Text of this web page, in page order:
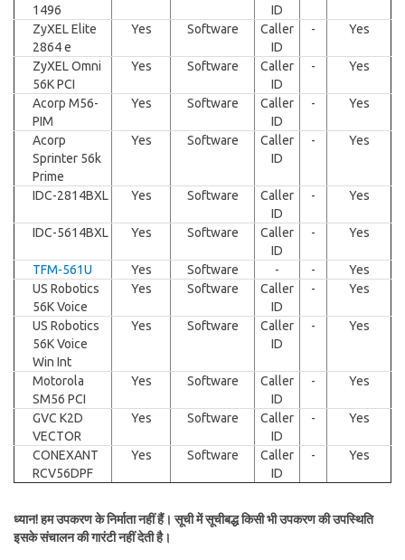
1496
ID
ZyXEL Elite
2864 е
Yes Software
Caller
ID
- Yes
ZyXEL Omni
56K PCI
Yes Software
Caller
ID
- Yes
Acorp M56-
PIM
Yes Software
Caller
ID
- Yes
Acorp
Sprinter 56k
Prime
Yes Software
Caller
ID
- Yes
IDC-2814BXL Yes Software
Caller
ID
- Yes
IDC-5614BXL Yes Software
Caller
ID
- Yes
TFM-561U Yes Software - -
Yes
US Robotics
56K Voice
Yes Software
Caller
ID
- Yes
US Robotics
56K Voice
Win Int
Yes Software
Caller
ID
- Yes
Motorola
SM56 PCI
Yes Software
Caller
ID
- Yes
GVC K2D
VECTOR
Yes Software
Caller
ID
- Yes
CONEXANT
RCV56DPF
Yes Software
Caller
ID
- Yes
ध्यान! हम उपकरण के निर्माता नहीं हैं। सूची में सूचीबद्ध किसी भी उपकरण की उपस्थिति
इसके संचालन की गारंटी नहीं देती है।